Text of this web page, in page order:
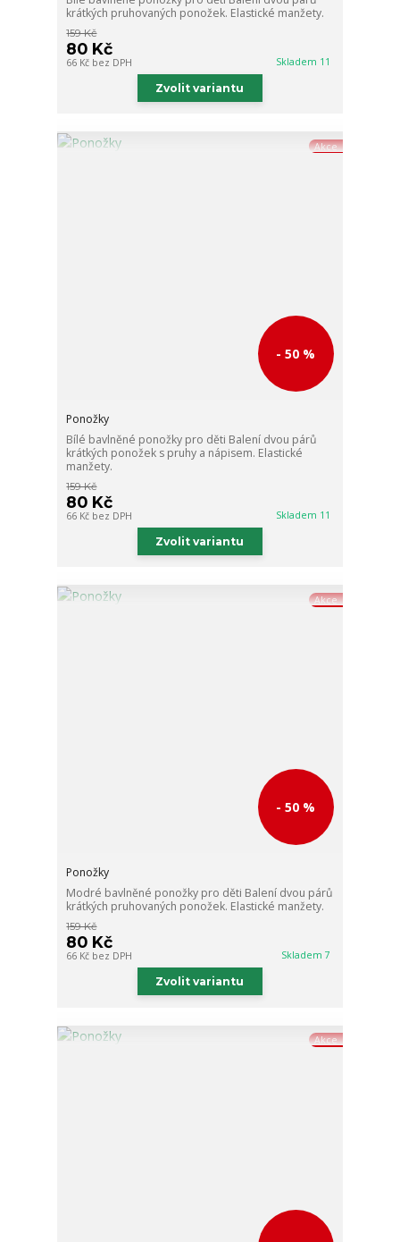
krátkých pruhovaných ponožek. Elastické manžety.
159 Kč
80 Kč
66 Kč bez DPH Skladem 11
Zvolit variantu
Akce
- 50 %
Ponožky
Bílé bavlněné ponožky pro děti Balení dvou párů
krátkých ponožek s pruhy a nápisem. Elastické
manžety.
159 Kč
80 Kč
66 Kč bez DPH Skladem 11
Zvolit variantu
Akce
- 50 %
Ponožky
Modré bavlněné ponožky pro děti Balení dvou párů
krátkých pruhovaných ponožek. Elastické manžety.
159 Kč
80 Kč
66 Kč bez DPH Skladem 7
Zvolit variantu
Akce